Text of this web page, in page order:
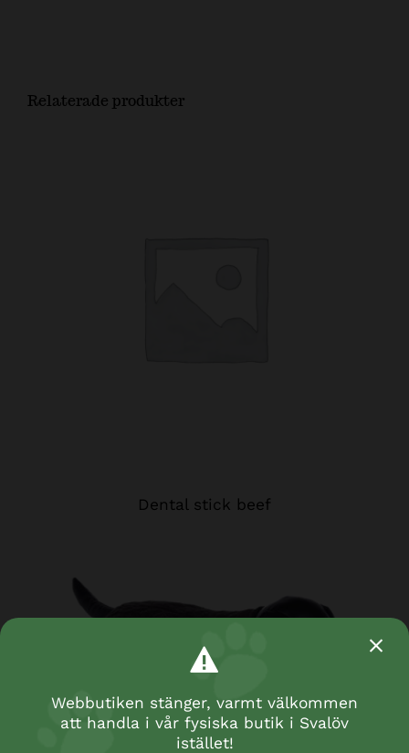
Relaterade produkter
Dental stick beef
Webbutiken stänger, varmt välkommen
att handla i vår fysiska butik i Svalöv
istället!